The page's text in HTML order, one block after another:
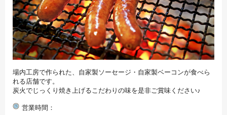
場内工房で作られた、自家製ソーセージ・自家製ベーコンが食べら
れる店舗です。
炭火でじっくり焼き上げるこだわりの味を是非ご賞味ください♪
営業時間